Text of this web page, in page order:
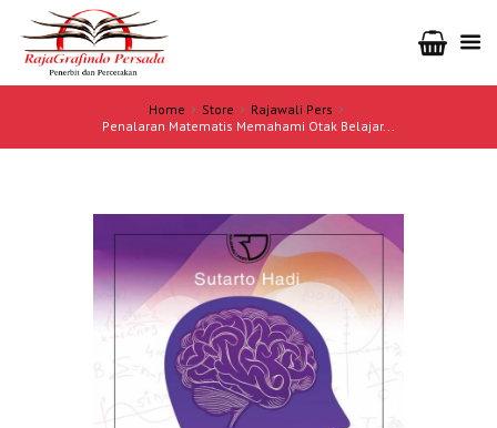
Home Store
Rajawali Pers
Penalaran Matematis Memahami Otak Belajar...